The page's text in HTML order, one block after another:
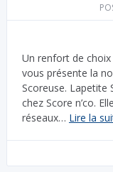
Un renfort de choix
vous présente la
Scoreuse. Lapetite
chez Score n’co.
réseaux… Lire la